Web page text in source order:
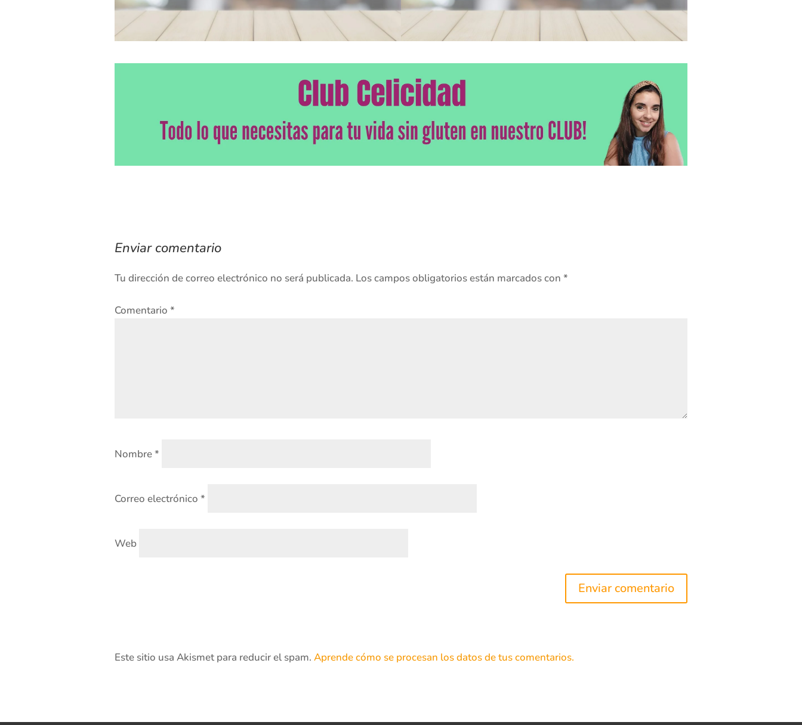
Enviar comentario
Tu dirección de correo electrónico no será publicada. Los campos obligatorios están marcados con *
Comentario *
Nombre*
Correo electrónico *
Web
Este sitio usa Akismet para reducir el spam. Aprende cómo se procesan los datos de tus comentarios.